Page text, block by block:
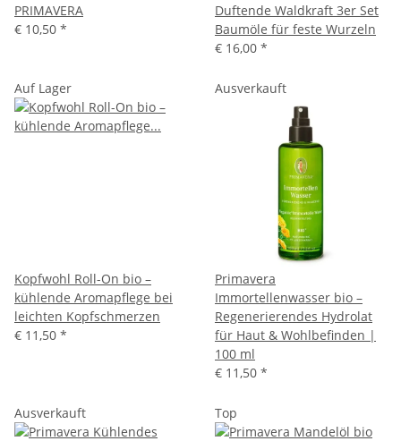
PRIMAVERA
€ 10,50 *
Duftende Waldkraft 3er Set
Baumöle für feste Wurzeln
€ 16,00 *
Auf Lager
Kopfwohl Roll-On bio –
kühlende Aromapflege bei
leichten Kopfschmerzen
€ 11,50 *
Ausverkauft
Primavera
Immortellenwasser bio –
Regenerierendes Hydrolat
für Haut & Wohlbefinden |
100 ml
€ 11,50 *
Ausverkauft Top